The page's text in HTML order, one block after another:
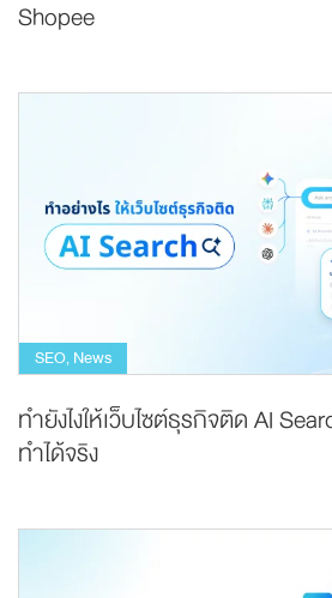
Shopee
SEO, News
ทำยังไงให้เว็บไซต์ธุรกิจติด AI
ทำได้จริง